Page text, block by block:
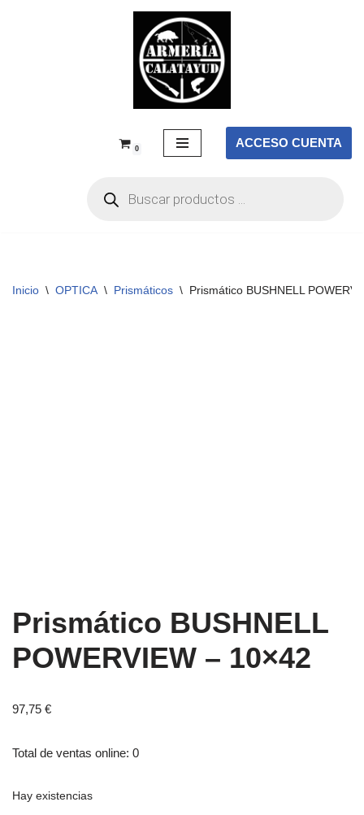
0 ACCESO CUENTA
Inicio \ OPTICA \ Prismáticos \ Prismático BUSHNELL
Prismático BUSHNELL
POWERVIEW – 10×42
97,75 €
Total de ventas online: 0
Hay existencias